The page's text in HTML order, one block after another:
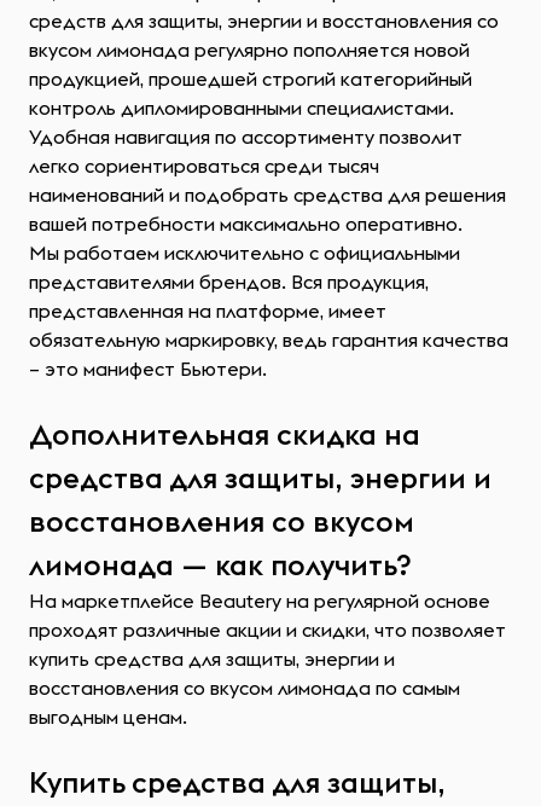
средств для защиты, энергии и восстановления со
вкусом лимонада регулярно пополняется новой
продукцией, прошедшей строгий категорийный
контроль дипломированными специалистами.
Удобная навигация по ассортименту позволит
легко сориентироваться среди тысяч
наименований и подобрать средства для решения
вашей потребности максимально оперативно.
Мы работаем исключительно с официальными
представителями брендов. Вся продукция,
представленная на платформе, имеет
обязательную маркировку, ведь гарантия качества
– это манифест Бьютери.
Дополнительная скидка на
средства для защиты, энергии и
восстановления со вкусом
лимонада — как получить?
На маркетплейсе Beautery на регулярной основе
проходят различные акции и скидки, что позволяет
купить средства для защиты, энергии и
восстановления со вкусом лимонада по самым
выгодным ценам.
Купить средства для защиты,